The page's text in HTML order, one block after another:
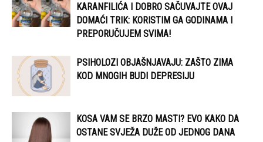
KARANFILIĆA I DOBRO SAČUVAJTE OVAJ
DOMAĆI TRIK: KORISTIM GA GODINAMA I
PREPORUČUJEM SVIMA!
PSIHOLOZI OBJAŠNJAVAJU: ZAŠTO ZIMA
KOD MNOGIH BUDI DEPRESIJU
KOSA VAM SE BRZO MASTI? EVO KAKO DA
OSTANE SVJEŽA DUŽE OD JEDNOG DANA